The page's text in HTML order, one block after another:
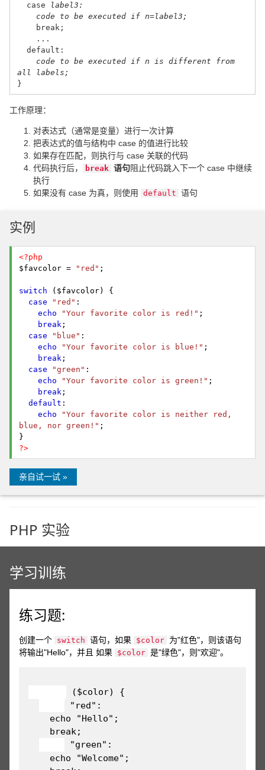
case
label3:
code to be executed if n=label3;
break;
...
default:
code to be executed if n is different from
all labels;
}
工作原理：
对表达式（通常是变量）进行一次计算
把表达式的值与结构中 case 的值进行比较
如果存在匹配，则执行与 case 关联的代码
代码执行后，
break 语句阻止代码跳入下一个 case 中继续
执行
如果没有 case 为真，则使用
default 语句
实例
<?php
$favcolor =
"red" ;
switch ($favcolor)
{
case
"red" :
echo
"Your favorite color is red!" ;
break ;
case
"blue" :
echo
"Your favorite color is blue!" ;
break ;
case
"green" :
echo
"Your favorite color is green!" ;
break ;
default :
echo
"Your favorite color is neither red,
blue, nor green!" ;
}
?>
亲自试一试 »
PHP 实验
学习训练
练习题:
创建一个 switch 语句，如果 $color 为"红色"，则该语句
将输出"Hello"，并且 如果 $color 是"绿色"，则"欢迎"。
($color) {
"red":
"green":